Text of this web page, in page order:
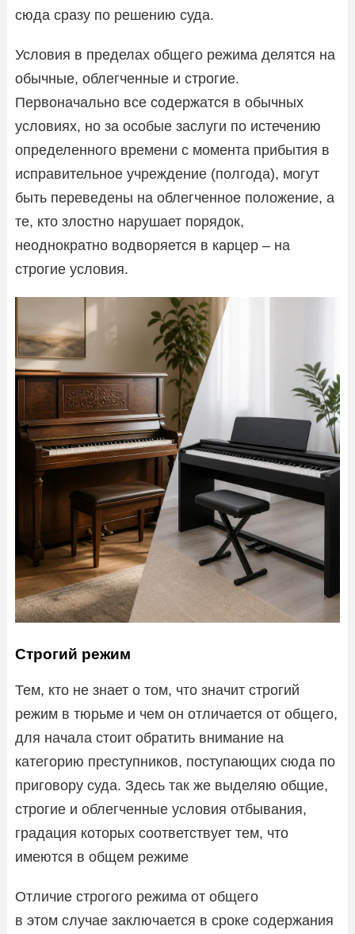
сюда сразу по решению суда.
Условия в пределах общего режима делятся на
обычные, облегченные и строгие.
Первоначально все содержатся в обычных
условиях, но за особые заслуги по истечению
определенного времени с момента прибытия в
исправительное учреждение (полгода), могут
быть переведены на облегченное положение, а
те, кто злостно нарушает порядок,
неоднократно водворяется в карцер – на
строгие условия.
Строгий режим
Тем, кто не знает о том, что значит строгий
режим в тюрьме и чем он отличается от общего,
для начала стоит обратить внимание на
категорию преступников, поступающих сюда по
приговору суда. Здесь так же выделяю общие,
строгие и облегченные условия отбывания,
градация которых соответствует тем, что
имеются в общем режиме
Отличие строгого режима от общего
в этом случае заключается в сроке содержания